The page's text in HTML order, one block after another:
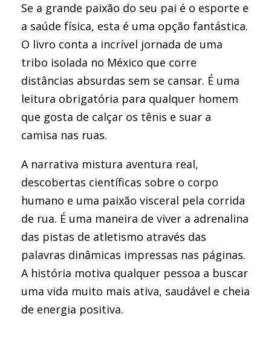
Se a grande paixão do seu pai é o esporte e
a saúde física, esta é uma opção fantástica.
O livro conta a incrível jornada de uma
tribo isolada no México que corre
distâncias absurdas sem se cansar. É uma
leitura obrigatória para qualquer homem
que gosta de calçar os tênis e suar a
camisa nas ruas.
A narrativa mistura aventura real,
descobertas científicas sobre o corpo
humano e uma paixão visceral pela corrida
de rua. É uma maneira de viver a adrenalina
das pistas de atletismo através das
palavras dinâmicas impressas nas páginas.
A história motiva qualquer pessoa a buscar
uma vida muito mais ativa, saudável e cheia
de energia positiva.